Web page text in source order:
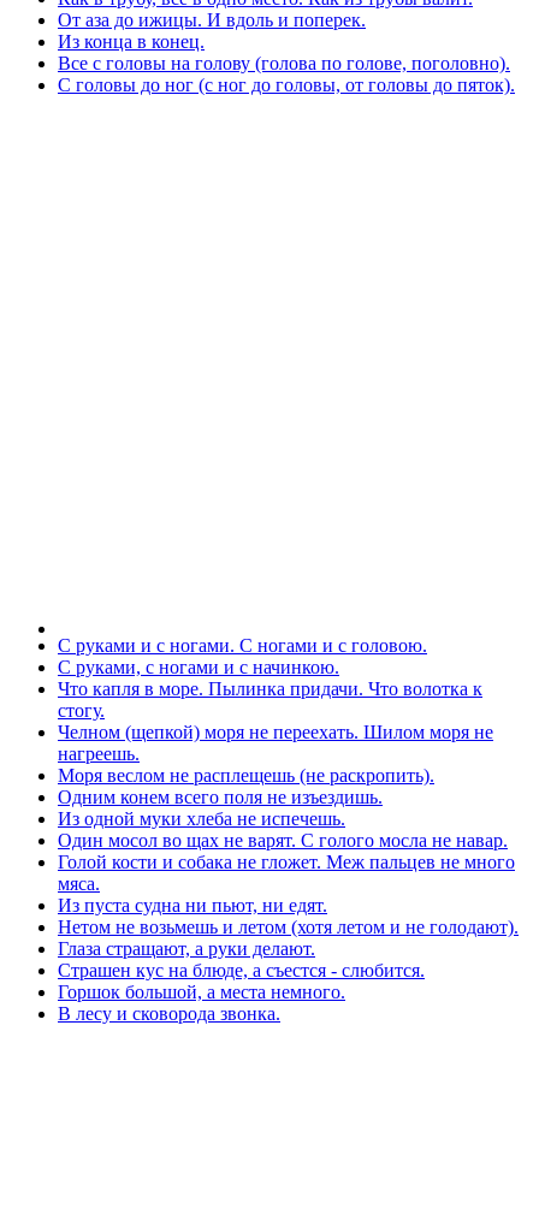
От аза до ижицы. И вдоль и поперек.
Из конца в конец.
Все с головы на голову (голова по голове, поголовно).
С головы до ног (с ног до головы, от головы до пяток).
С руками и с ногами. С ногами и с головою.
С руками, с ногами и с начинкою.
Что капля в море. Пылинка придачи. Что волотка к
стогу.
Челном (щепкой) моря не переехать. Шилом моря не
нагреешь.
Моря веслом не расплещешь (не раскропить).
Одним конем всего поля не изъездишь.
Из одной муки хлеба не испечешь.
Один мосол во щах не варят. С голого мосла не навар.
Голой кости и собака не гложет. Меж пальцев не много
мяса.
Из пуста судна ни пьют, ни едят.
Нетом не возьмешь и летом (хотя летом и не голодают).
Глаза стращают, а руки делают.
Страшен кус на блюде, а съестся - слюбится.
Горшок большой, а места немного.
В лесу и сковорода звонка.